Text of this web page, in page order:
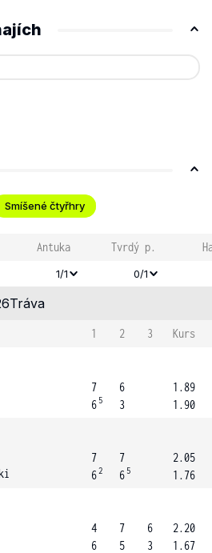
Smíšené čtyřhry
Antuka Tvrdý p.
1/1 0/1
Tráva
1 2 3
Kurs
7
6 5
6
3
1.89
1.90
7
62
7
6 5
2.05
1.76
4
6
7
5
6
3
2.20
1.67